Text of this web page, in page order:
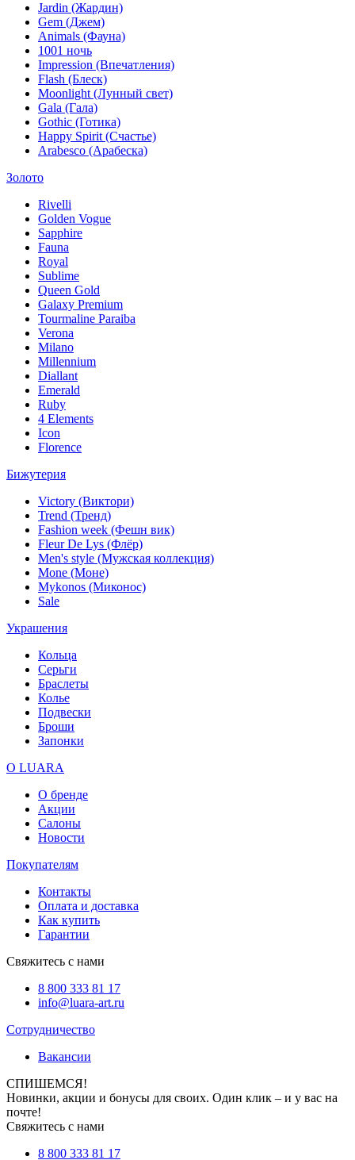
Jardin (Жардин)
Gem (Джем)
Animals (Фауна)
1001 ночь
Impression (Впечатления)
Flash (Блеск)
Moonlight (Лунный свет)
Gala (Гала)
Gothic (Готика)
Happy Spirit (Счастье)
Arabesco (Арабеска)
Золото
Rivelli
Golden Vogue
Sapphire
Fauna
Royal
Sublime
Queen Gold
Galaxy Premium
Tourmaline Paraiba
Verona
Milano
Millennium
Diallant
Emerald
Ruby
4 Elements
Icon
Florence
Бижутерия
Victory (Виктори)
Trend (Тренд)
Fashion week (Фешн вик)
Fleur De Lys (Флёр)
Men's style (Мужская коллекция)
Mone (Моне)
Mykonos (Миконос)
Sale
Украшения
Кольца
Серьги
Браслеты
Колье
Подвески
Броши
Запонки
О LUARA
О бренде
Акции
Салоны
Новости
Покупателям
Контакты
Оплата и доставка
Как купить
Гарантии
Свяжитесь с нами
8 800 333 81 17
info@luara-art.ru
Сотрудничество
Вакансии
СПИШЕМСЯ!
Новинки, акции и бонусы для своих. Один клик – и у вас на
почте!
Свяжитесь с нами
8 800 333 81 17